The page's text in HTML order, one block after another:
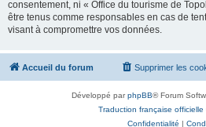
consentement, ni « Office du tourisme de
être tenus comme responsables en cas de
visant à compromettre vos données.
Accueil du forum Supprimer les
Développé parphpBB® Forum
Traduction française officielle
Confidentialité |